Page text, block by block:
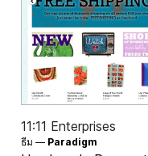
11:11 Enterprises
ธีม — Paradigm